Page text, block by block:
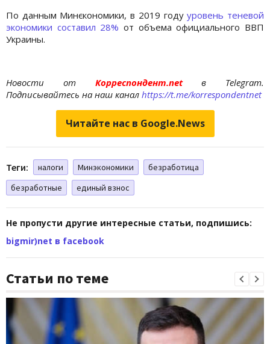
По данным Минєкономики, в 2019 годууровень теневой
экономики составил 28% от объема официального ВВП
Украины.
Новости отКорреспондент.netв Telegram.
Подписывайтесь на наш канал https://t.me/korrespondentnet
Читайте нас в Google.News
Теги: налоги Минэкономики
безработица
безработные
единый взнос
Не пропусти другие интересные статьи, подпишись:
bigmir)net в facebook
Статьи по теме